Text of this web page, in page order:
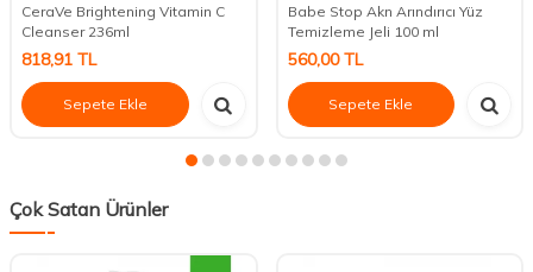
CeraVe Brightening Vitamin C
Cleanser 236ml
818,91 TL
Sepete Ekle
Babe Stop Akn Arındırıcı Yüz
Temizleme Jeli 100 ml
560,00TL
Sepete Ekle
Çok Satan Ürünler